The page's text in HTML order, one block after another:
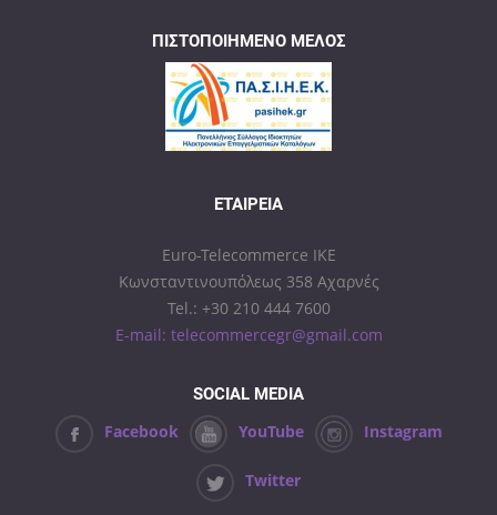
ΠΙΣΤΟΠΟΙΗΜΈΝΟ ΜΈΛΟΣ
ΕΤΑΙΡΕΊΑ
Euro-Telecommerce IKE
Κωνσταντινουπόλεως 358 Αχαρνές
Tel.: +30 210 444 7600
E-mail: telecommercegr@gmail.com
SOCIAL MEDIA
Facebook YouTube Instagram
Twitter